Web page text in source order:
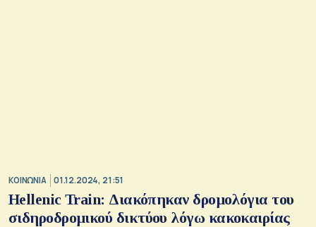
ΚΟΙΝΩΝΙΑ 01.12.2024, 21:51
Hellenic Train: Διακόπηκαν δρομολόγια του
σιδηροδρομικού δικτύου λόγω κακοκαιρίας